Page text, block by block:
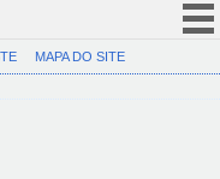
(COVID-19)
MAPA DO SITE